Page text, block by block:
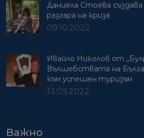
Даниела Стоева създава
разгара на криза
09.10.2022
Ивайло Николов от
Вълшебствата на
към успешен туризъм
13.09.2022
Важно